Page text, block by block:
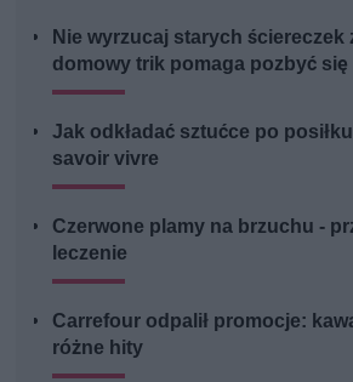
Nie wyrzucaj starych ściereczek
domowy trik pomaga pozbyć
Jak odkładać sztućce po
savoir vivre
Czerwone plamy na brzuchu -
leczenie
Carrefour odpalił promocje:
różne hity